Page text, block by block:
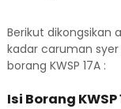
Berikut
kadar caruman syer
borang KWSP 17A :
Isi Borang KWSP